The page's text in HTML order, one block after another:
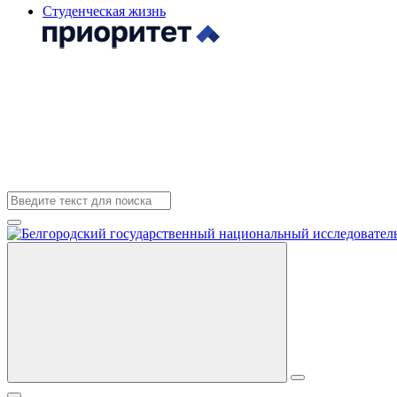
Студенческая жизнь